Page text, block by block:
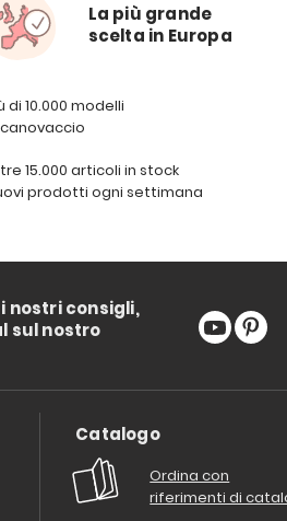
La più grande
scelta in Europa
di 10.000 modelli
15.000 articoli in stock
prodotti ogni settimana
nostri consigli,
sul nostro
Catalogo
Ordina con
riferimenti di